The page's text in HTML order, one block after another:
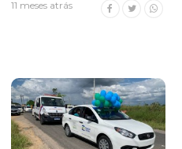
11 meses atrás